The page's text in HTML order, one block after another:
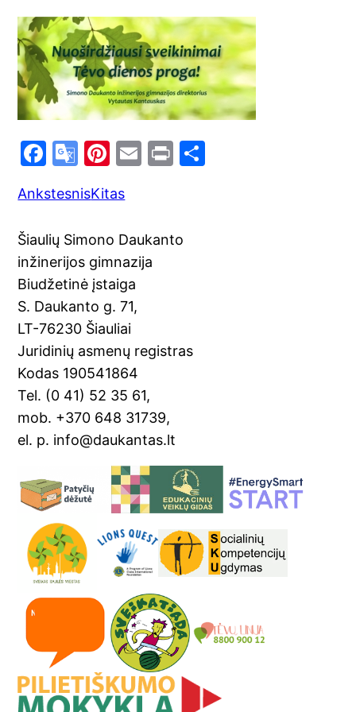
F
c
e
b
o
o
k
G
o
gl
e
Tr
a
n
sl
at
e
Pi
er
e
st
E
l
Pr
AnkstesnisKitas
Šiaulių Simono Daukanto
inžinerijos gimnazija
Biudžetinė įstaiga
S. Daukanto g. 71,
LT-76230 Šiauliai
Juridinių asmenų registras
Kodas 190541864
Tel. (0 41) 52 35 61,
mob. +370 648 31739,
el. p. info@daukantas.lt